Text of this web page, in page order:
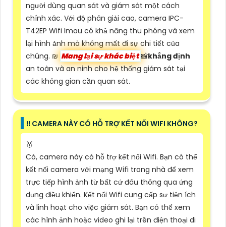
người dùng quan sát và giám sát một cách
chính xác. Với độ phân giải cao, camera IPC-
T42EP Wifi Imou có khả năng thu phóng và xem
lại hình ảnh mà không mất đi sự chi tiết của
chúng. ₪ Mang lại sự khác biệt📸khẳng định
an toàn và an ninh cho hệ thống giám sát tại
các không gian cần quan sát.
‼️ CAMERA NÀY CÓ HỖ TRỢ KẾT NỐI WIFI KHÔNG?
🥇
Có, camera này có hỗ trợ kết nối Wifi. Bạn có thể
kết nối camera với mạng Wifi trong nhà để xem
trực tiếp hình ảnh từ bất cứ đâu thông qua ứng
dụng điều khiển. Kết nối Wifi cung cấp sự tiện ích
và linh hoạt cho việc giám sát. Bạn có thể xem
các hình ảnh hoặc video ghi lại trên điện thoại di